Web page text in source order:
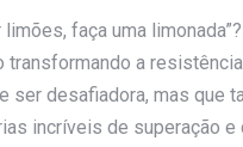
faça uma
a
ser desafiadora, mas que
incríveis de superação